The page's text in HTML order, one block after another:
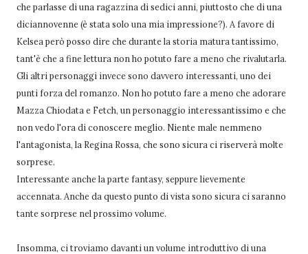
che parlasse di una ragazzina di sedici anni, piuttosto che di una
diciannovenne (è stata solo una mia impressione?). A favore di
Kelsea però posso dire che durante la storia matura tantissimo,
tant'è che a fine lettura non ho potuto fare a meno che rivalutarla.
Gli altri personaggi invece sono davvero interessanti, uno dei
punti forza del romanzo. Non ho potuto fare a meno che adorare
Mazza Chiodata e Fetch, un personaggio interessantissimo e che
non vedo l'ora di conoscere meglio. Niente male nemmeno
l'antagonista, la Regina Rossa, che sono sicura ci riserverà molte
sorprese.
Interessante anche la parte fantasy, seppure lievemente
accennata. Anche da questo punto di vista sono sicura ci saranno
tante sorprese nel prossimo volume.
Insomma, ci troviamo davanti un volume introduttivo di una